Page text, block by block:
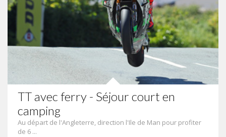
TT avec ferry - Séjour court en
camping
Au départ de l'Angleterre, direction l'Ile de Man pour profiter
de 6 ...